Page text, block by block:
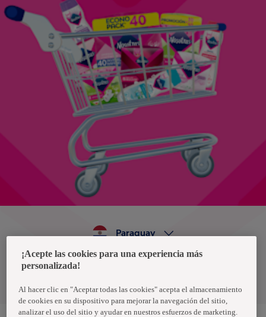
Política de privacidad de datos
Paraguay
¡Acepte las cookies para una experiencia más
personalizada!
Al hacer clic en "Aceptar todas las cookies" acepta el almacenamiento
de cookies en su dispositivo para mejorar la navegación del sitio,
analizar el uso del sitio y ayudar en nuestros esfuerzos de marketing.